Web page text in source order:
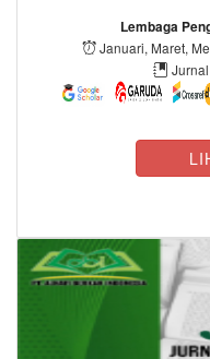
Lembaga
Januari, Maret,